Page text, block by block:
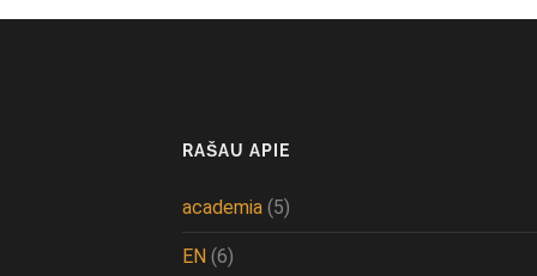
RAŠAU APIE
academia (5)
EN (6)